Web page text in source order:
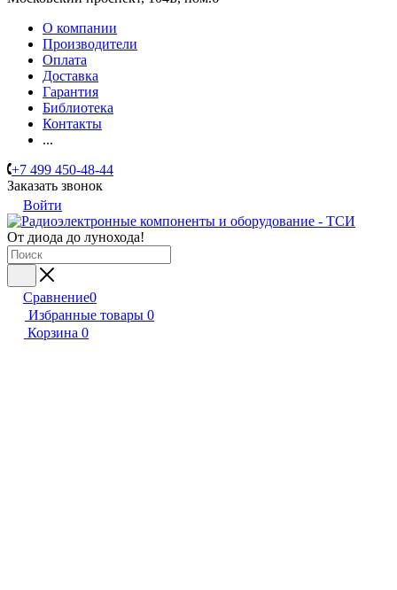
О компании
Производители
Оплата
Доставка
Гарантия
Библиотека
Контакты
...
+7 499 450-48-44
Заказать звонок
Войти
От диода до лунохода!
Сравнение0
Избранные товары 0
Корзина 0